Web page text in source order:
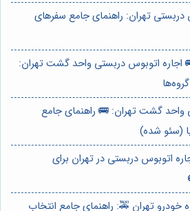
دربستی تهران: راهنمای جامع سفرهای
اجاره اتوبوس دربستی واحد گشت تهران:
واحد گشت تهران: 🚌 راهنمای جامع
(سئو شده)
اتوبوس دربستی در تهران برای
خودرو تهران 🚕: راهنمای جامع انتخاب